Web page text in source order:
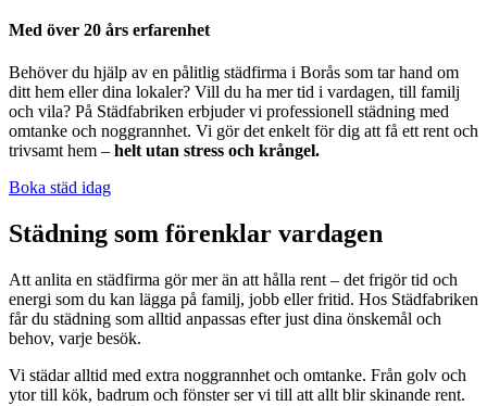
Med över 20 års erfarenhet
Behöver du hjälp av en pålitlig städfirma i Borås som tar hand om
ditt hem eller dina lokaler? Vill du ha mer tid i vardagen, till familj
och vila? På Städfabriken erbjuder vi professionell städning med
omtanke och noggrannhet. Vi gör det enkelt för dig att få ett rent och
trivsamt hem – helt utan stress och krångel.
Boka städ idag
Städning som förenklar vardagen
Att anlita en städfirma gör mer än att hålla rent – det frigör tid och
energi som du kan lägga på familj, jobb eller fritid. Hos Städfabriken
får du städning som alltid anpassas efter just dina önskemål och
behov, varje besök.
Vi städar alltid med extra noggrannhet och omtanke. Från golv och
ytor till kök, badrum och fönster ser vi till att allt blir skinande rent.